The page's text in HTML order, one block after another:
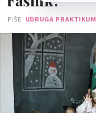
PIŠE UDRUGA PRAKTIKUM